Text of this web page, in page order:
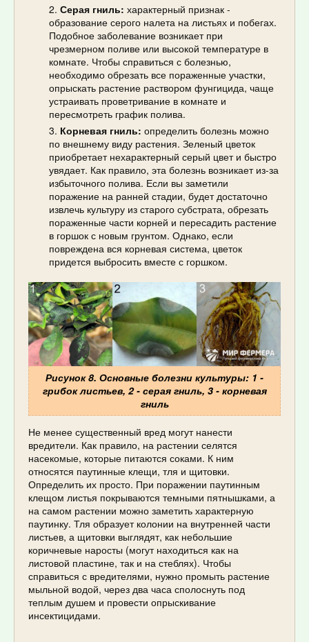
Серая гниль: характерный признак -
образование серого налета на листьях и побегах.
Подобное заболевание возникает при
чрезмерном поливе или высокой температуре в
комнате. Чтобы справиться с болезнью,
необходимо обрезать все пораженные участки,
опрыскать растение раствором фунгицида, чаще
устраивать проветривание в комнате и
пересмотреть график полива.
Корневая гниль: определить болезнь можно
по внешнему виду растения. Зеленый цветок
приобретает нехарактерный серый цвет и быстро
увядает. Как правило, эта болезнь возникает из-за
избыточного полива. Если вы заметили
поражение на ранней стадии, будет достаточно
извлечь культуру из старого субстрата, обрезать
пораженные части корней и пересадить растение
в горшок с новым грунтом. Однако, если
повреждена вся корневая система, цветок
придется выбросить вместе с горшком.
Рисунок 8. Основные болезни культуры: 1 -
грибок листьев, 2 - серая гниль, 3 - корневая
гниль
Не менее существенный вред могут нанести
вредители. Как правило, на растении селятся
насекомые, которые питаются соками. К ним
относятся паутинные клещи, тля и щитовки.
Определить их просто. При поражении паутинным
клещом листья покрываются темными пятнышками, а
на самом растении можно заметить характерную
паутинку. Тля образует колонии на внутренней части
листьев, а щитовки выглядят, как небольшие
коричневые наросты (могут находиться как на
листовой пластине, так и на стеблях). Чтобы
справиться с вредителями, нужно промыть растение
мыльной водой, через два часа сполоснуть под
теплым душем и провести опрыскивание
инсектицидами.